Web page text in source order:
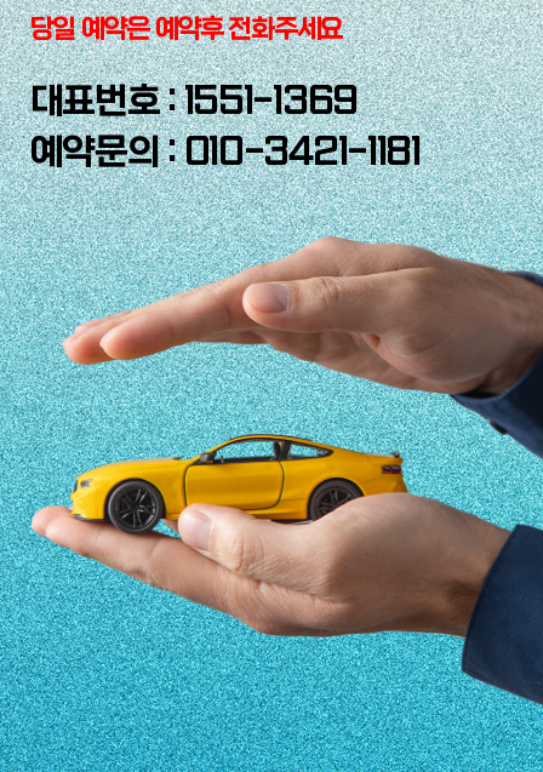
당일 예약은 예약후 전화주세요
대표번호 : 1551-1369
예약문의 : 010-3421-1181